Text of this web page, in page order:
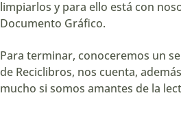
limpiarlos y para ello está con
Documento Gráfico.
Para terminar, conoceremos un
de Reciclibros, nos cuenta,
mucho si somos amantes de la